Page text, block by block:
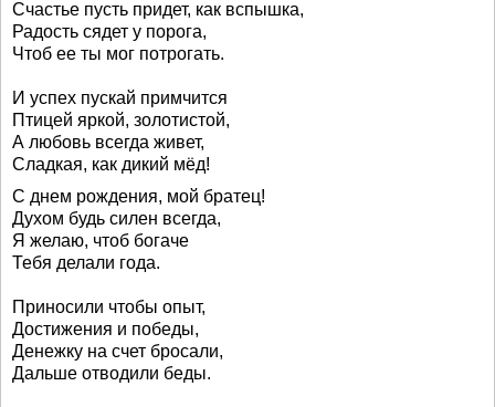
Счастье пусть придет, как вспышка,
Радость сядет у порога,
Чтоб ее ты мог потрогать.
И успех пускай примчится
Птицей яркой, золотистой,
А любовь всегда живет,
Сладкая, как дикий мёд!
С днем рождения, мой братец!
Духом будь силен всегда,
Я желаю, чтоб богаче
Тебя делали года.
Приносили чтобы опыт,
Достижения и победы,
Денежку на счет бросали,
Дальше отводили беды.